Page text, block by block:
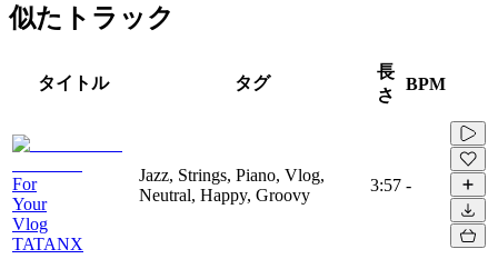
似たトラック
タイトル タグ
長
さ
BPM
For
Your
Vlog
TATANX
Jazz, Strings, Piano, Vlog,
Neutral, Happy, Groovy
3:57 -